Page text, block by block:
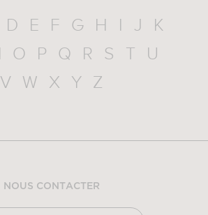
D E F G H J
K
O P Q R S
U
V
W X Y Z
NOUS CONTACTER